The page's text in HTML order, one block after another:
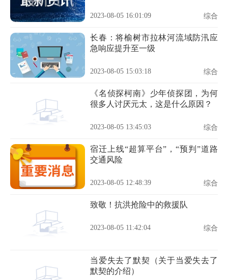
2023-08-05 16:01:09 综合
长春：将榆树市拉林河流域防汛应
急响应提升至一级
2023-08-05 15:03:18 综合
《名侦探柯南》少年侦探团，为何
很多人讨厌元太，这是什么原因？
2023-08-05 13:45:03 综合
宿迁上线“超算平台”，“预判”道路
交通风险
2023-08-05 12:48:39 综合
致敬！抗洪抢险中的救援队
2023-08-05 11:42:04 综合
当爱失去了默契（关于当爱失去了
默契的介绍）